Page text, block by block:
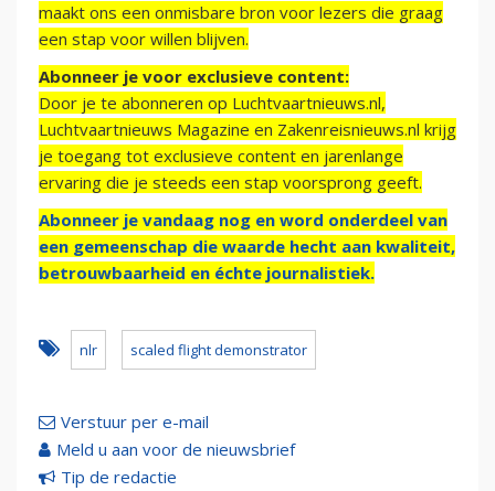
maakt ons een onmisbare bron voor lezers die graag
een stap voor willen blijven.
Abonneer je voor exclusieve content:
Door je te abonneren op Luchtvaartnieuws.nl,
Luchtvaartnieuws Magazine en Zakenreisnieuws.nl krijg
je toegang tot exclusieve content en jarenlange
ervaring die je steeds een stap voorsprong geeft.
Abonneer je vandaag nog en word onderdeel van
een gemeenschap die waarde hecht aan kwaliteit,
betrouwbaarheid en échte journalistiek.
nlr scaled flight demonstrator
Verstuur per e-mail
Meld u aan voor de nieuwsbrief
Tip de redactie